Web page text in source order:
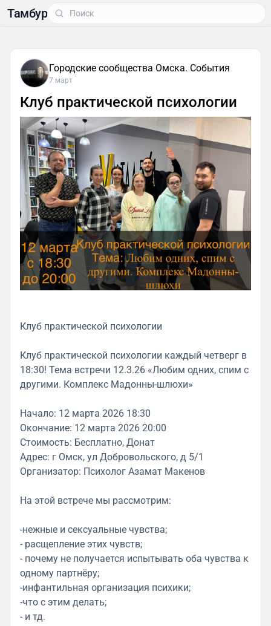
Тамбур
Городские сообщества Омска. События
7 март
Клуб практической психологии
Клуб практической психологии
Клуб практической психологии каждый четверг в
18:30! Тема встречи 12.3.26 «Любим одних, спим с
другими. Комплекс Мадонны-шлюхи»
Начало: 12 марта 2026 18:30
Окончание: 12 марта 2026 20:00
Стоимость: Бесплатно, Донат
Адрес: г Омск, ул Добровольского, д 5/1
Организатор: Психолог Азамат Макенов
На этой встрече мы рассмотрим:
-нежные и сексуальные чувства;
- расщепление этих чувств;
- почему не получается испытывать оба чувства к
одному партнёру;
-инфантильная организация психики;
-что с этим делать;
- и тд.